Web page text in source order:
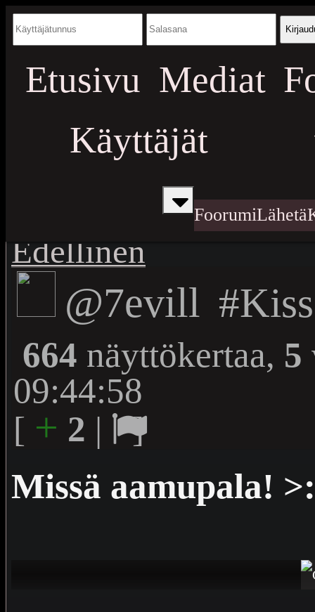
Etusivu Mediat
Käyttäjät
FoorumiLähetä
Edellinen
@7evill
664 näyttökertaa, 5
09:44:58
[ + 2 | ]
Missä aamupala!